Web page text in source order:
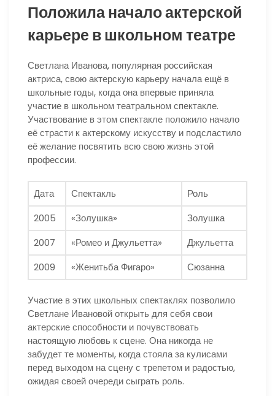
Положила начало актерской
карьере в школьном театре
Светлана Иванова, популярная российская
актриса, свою актерскую карьеру начала ещё в
школьные годы, когда она впервые приняла
участие в школьном театральном спектакле.
Участвование в этом спектакле положило начало
её страсти к актерскому искусству и подсластило
её желание посвятить всю свою жизнь этой
профессии.
Дата Спектакль
Роль
2005
«Золушка»
Золушка
2007
«Ромео и Джульетта»
Джульетта
2009
«Женитьба Фигаро» Сюзанна
Участие в этих школьных спектаклях позволило
Светлане Ивановой открыть для себя свои
актерские способности и почувствовать
настоящую любовь к сцене. Она никогда не
забудет те моменты, когда стояла за кулисами
перед выходом на сцену с трепетом и радостью,
ожидая своей очереди сыграть роль.